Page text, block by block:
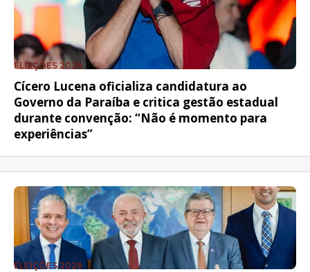
ELEIÇÕES 2026
Cícero Lucena oficializa candidatura ao
Governo da Paraíba e critica gestão estadual
durante convenção: “Não é momento para
experiências”
ELEIÇÕES 2026